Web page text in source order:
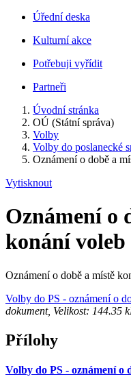
Úřední deska
Kulturní akce
Potřebuji vyřídit
Partneři
Úvodní stránka
OÚ (Státní správa)
Volby
Volby do poslanecké
Oznámení o době a
Vytisknout
Oznámení o
konání voleb
Oznámení o době a místě
Volby do PS - oznámení o
dokument, Velikost: 144.35
Přílohy
Volby do PS - oznámení o